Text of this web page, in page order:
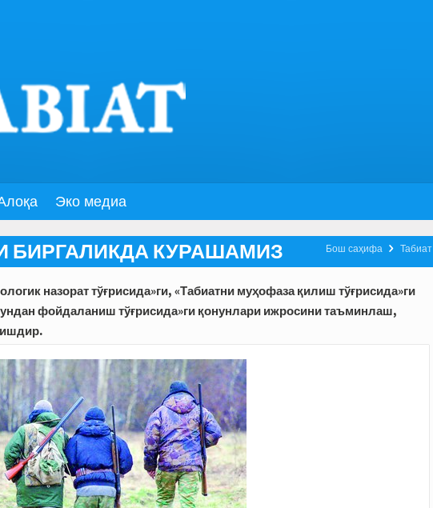
Эко медиа
Табиат

Бош саҳифа
БИРГАЛИКДА КУРАШАМИЗ
назорат тўғрисида»ги, «Табиатни муҳофаза қилиш тўғрисида»ги
фойдаланиш тўғрисида»ги қонунлари ижросини таъминлаш,